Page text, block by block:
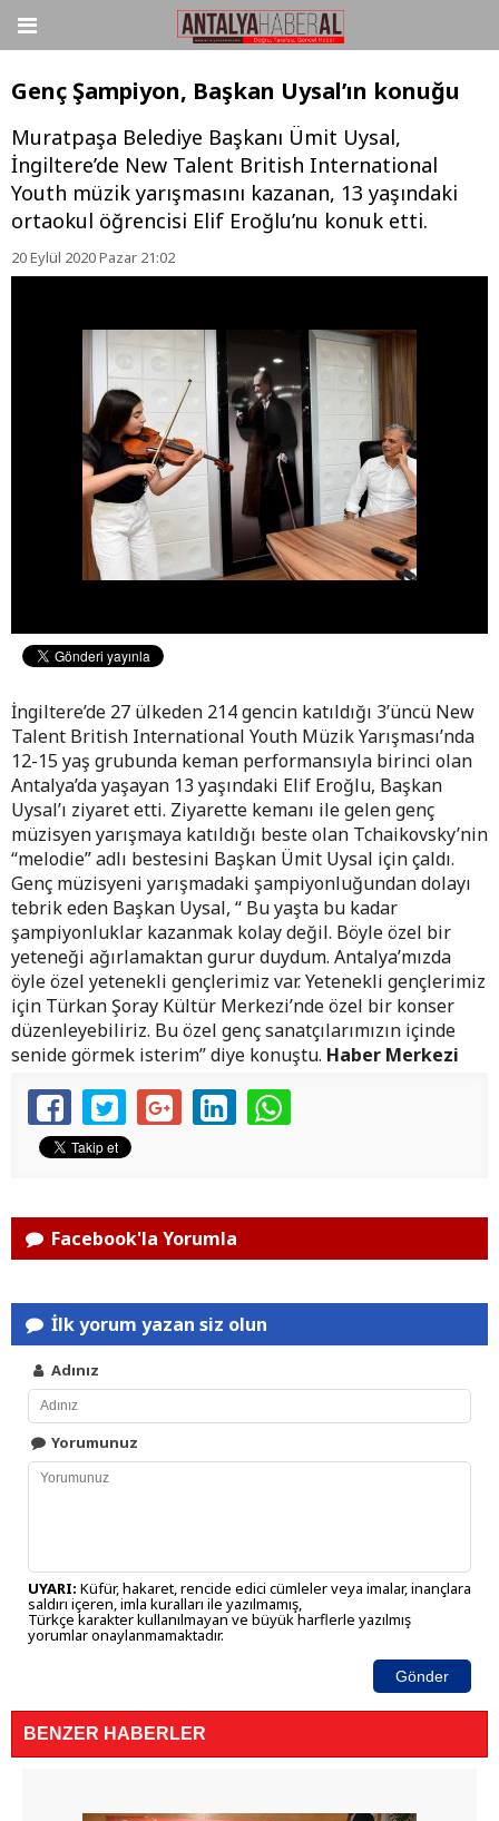
Genç Şampiyon, Başkan Uysal’ın konuğu
Muratpaşa Belediye Başkanı Ümit Uysal,
İngiltere’de New Talent British International
Youth müzik yarışmasını kazanan, 13 yaşındaki
ortaokul öğrencisi Elif Eroğlu’nu konuk etti.
20 Eylül 2020 Pazar 21:02
İngiltere’de 27 ülkeden 214 gencin katıldığı 3’üncü New
Talent British International Youth Müzik Yarışması’nda
12-15 yaş grubunda keman performansıyla birinci olan
Antalya’da yaşayan 13 yaşındaki Elif Eroğlu, Başkan
Uysal’ı ziyaret etti. Ziyarette kemanı ile gelen genç
müzisyen yarışmaya katıldığı beste olan Tchaikovsky’nin
“melodie” adlı bestesini Başkan Ümit Uysal için çaldı.
Genç müzisyeni yarışmadaki şampiyonluğundan dolayı
tebrik eden Başkan Uysal, “ Bu yaşta bu kadar
şampiyonluklar kazanmak kolay değil. Böyle özel bir
yeteneği ağırlamaktan gurur duydum. Antalya’mızda
öyle özel yetenekli gençlerimiz var. Yetenekli gençlerimiz
için Türkan Şoray Kültür Merkezi’nde özel bir konser
düzenleyebiliriz. Bu özel genç sanatçılarımızın içinde
senide görmek isterim” diye konuştu. Haber Merkezi
Facebook'la Yorumla
İlk yorum yazan siz olun
Adınız
Yorumunuz
UYARI: Küfür, hakaret, rencide edici cümleler veya imalar, inançlara
saldırı içeren, imla kuralları ile yazılmamış,
Türkçe karakter kullanılmayan ve büyük harflerle yazılmış
yorumlar onaylanmamaktadır.
Gönder
BENZER HABERLER